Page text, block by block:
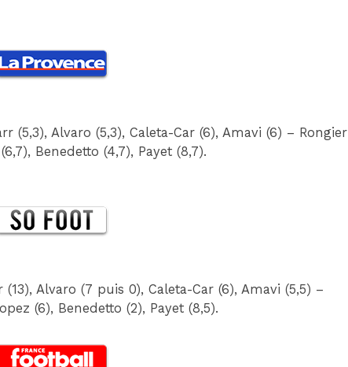
(5,3), Alvaro (5,3), Caleta-Car (6), Amavi (6) – Rongier
Benedetto (4,7), Payet (8,7).
Alvaro (7 puis 0), Caleta-Car (6), Amavi (5,5) –
(6), Benedetto (2), Payet (8,5).